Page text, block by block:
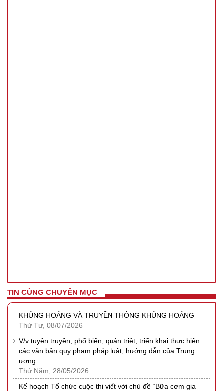
TIN CÙNG CHUYÊN MỤC
KHỦNG HOẢNG VÀ TRUYỀN THÔNG KHỦNG HOẢNG
Thứ Tư, 08/07/2026
V/v tuyên truyền, phổ biến, quán triệt, triển khai thực hiện
các văn bản quy phạm pháp luật, hướng dẫn của Trung
ương.
Thứ Năm, 28/05/2026
Kế hoạch Tổ chức cuộc thi viết với chủ đề “Bữa cơm gia